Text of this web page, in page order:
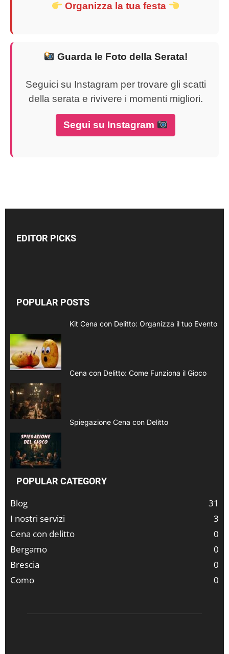
Organizza la tua festa
Guarda le Foto della Serata!
Seguici su Instagram per trovare gli scatti
della serata e rivivere i momenti migliori.
Segui su Instagram
EDITOR PICKS
POPULAR POSTS
Kit Cena con Delitto: Organizza il tuo Evento
Cena con Delitto: Come Funziona il Gioco
Spiegazione Cena con Delitto
POPULAR CATEGORY
Blog
31
I nostri servizi
3
Cena con delitto
0
Bergamo
0
Brescia
0
Como
0